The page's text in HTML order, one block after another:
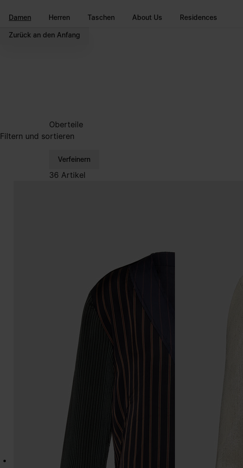
Damen Herren Taschen About Us Residences
Zurück an den Anfang
Oberteile
Filtern und sortieren
Verfeinern
36 Artikel